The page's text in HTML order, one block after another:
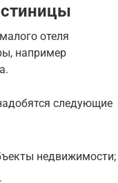
отеля
например
следующие
недвижимости;